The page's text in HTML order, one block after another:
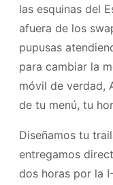
las esquinas del
afuera de los
pupusas
para cambiar la
móvil de verdad,
de tu menú, tu
Diseñamos tu
entregamos
dos horas por la